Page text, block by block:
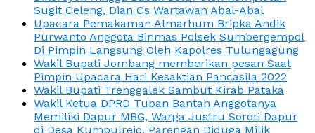
Sugit Celeng, Dian Cs Wartawan Abal-Abal
Upacara Pemakaman Almarhum Bripka Andik
Purwanto Anggota Binmas Polsek Sumbergempol
Di Pimpin Langsung Oleh Kapolres Tulungagung
Wakil Bupati Jombang memberikan pesan Saat
Pimpin Upacara Hari Kesaktian Pancasila 2022
Wakil Bupati Trenggalek Sambut Kirab Pataka
Wakil Ketua DPRD Tuban Bantah Anggotanya
Memiliki Dapur MBG, Warga Justru Soroti Dapur
di Desa Kumpulrejo, Parengan Diduga Milik